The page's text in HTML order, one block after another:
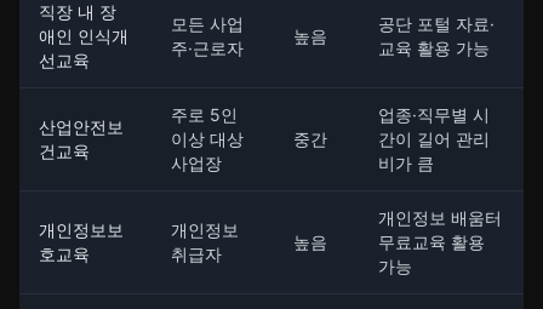
직장 내 장
애인 인식개
선교육
모든 사업
주·근로자
높음
공단 포털 자료·
교육 활용 가능
산업안전보
건교육
주로 5인
이상 대상
사업장
중간
업종·직무별 시
간이 길어 관리
비가 큼
개인정보보
호교육
개인정보
취급자
높음
개인정보 배움터
무료교육 활용
가능